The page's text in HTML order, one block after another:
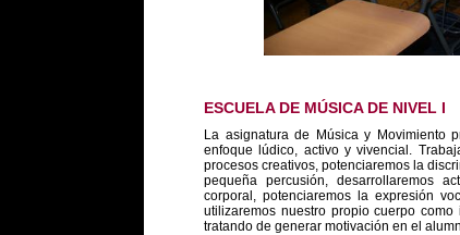
ESCUELA DE MÚSICA DE NIVEL I
La asignatura de Música y Movimiento
enfoque lúdico, activo y vivencial.
procesos creativos, potenciaremos la
pequeña percusión, desarrollaremos
corporal, potenciaremos la expresión
utilizaremos nuestro propio cuerpo
tratando de generar motivación en el